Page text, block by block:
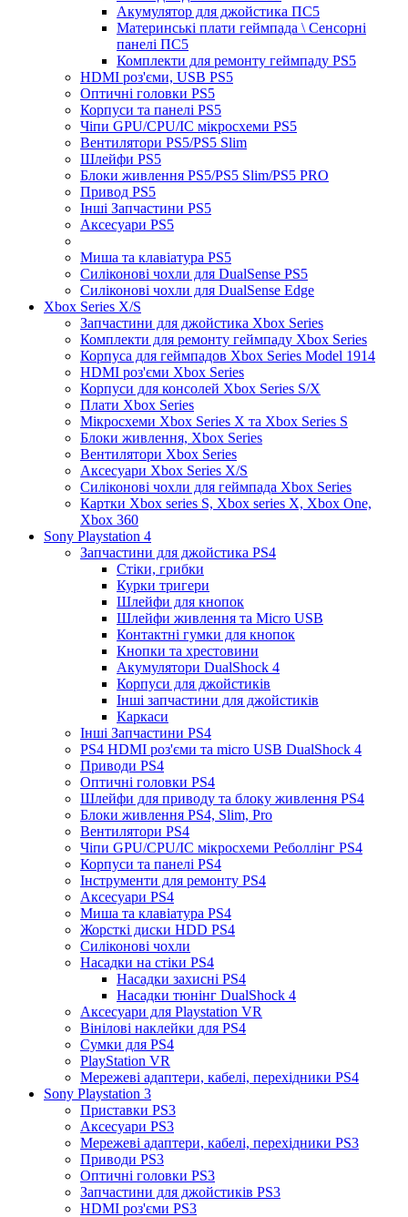
Акумулятор для джойстика ПС5
Материнські плати геймпада \ Сенсорні
панелі ПС5
Комплекти для ремонту геймпаду PS5
HDMI роз'єми, USB PS5
Оптичні головки PS5
Корпуси та панелі PS5
Чіпи GPU/CPU/IC мікросхеми PS5
Вентилятори PS5/PS5 Slim
Шлейфи PS5
Блоки живлення PS5/PS5 Slim/PS5 PRO
Привод PS5
Інші Запчастини PS5
Аксесуари PS5
Миша та клавіатура PS5
Силіконові чохли для DualSense PS5
Силіконові чохли для DualSense Edge
Xbox Series X/S
Запчастини для джойстика Xbox Series
Комплекти для ремонту геймпаду Xbox Series
Корпуса для геймпадов Xbox Series Model 1914
HDMI роз'єми Xbox Series
Корпуси для консолей Xbox Series S/X
Плати Xbox Series
Мікросхеми Xbox Series X та Xbox Series S
Блоки живлення, Xbox Series
Вентилятори Xbox Series
Аксесуари Xbox Series X/S
Силіконові чохли для геймпада Xbox Series
Картки Xbox series S, Xbox series X, Xbox One,
Xbox 360
Sony Playstation 4
Запчастини для джойстика PS4
Стіки, грибки
Курки тригери
Шлейфи для кнопок
Шлейфи живлення та Micro USB
Контактні гумки для кнопок
Кнопки та хрестовини
Акумулятори DualShock 4
Корпуси для джойстиків
Інші запчастини для джойстиків
Каркаси
Інші Запчастини PS4
PS4 HDMI роз'єми та micro USB DualShock 4
Приводи PS4
Оптичні головки PS4
Шлейфи для приводу та блоку живлення PS4
Блоки живлення PS4, Slim, Pro
Вентилятори PS4
Чіпи GPU/CPU/IC мікросхеми Реболлінг PS4
Корпуси та панелі PS4
Інструменти для ремонту PS4
Аксесуари PS4
Миша та клавіатура PS4
Жорсткі диски HDD PS4
Силіконові чохли
Насадки на стіки PS4
Насадки захисні PS4
Насадки тюнінг DualShock 4
Аксесуари для Playstation VR
Вінілові наклейки для PS4
Сумки для PS4
PlayStation VR
Мережеві адаптери, кабелі, перехідники PS4
Sony Playstation 3
Приставки PS3
Аксесуари PS3
Мережеві адаптери, кабелі, перехідники PS3
Приводи PS3
Оптичні головки PS3
Запчастини для джойстиків PS3
HDMI роз'єми PS3